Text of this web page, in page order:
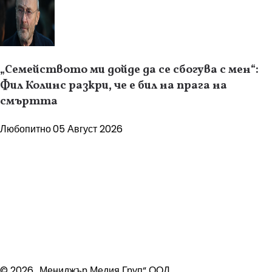
„Семейството ми дойде да се сбогува с мен“:
Фил Колинс разкри, че е бил на прага на
смъртта
Любопитно05 Август 2026